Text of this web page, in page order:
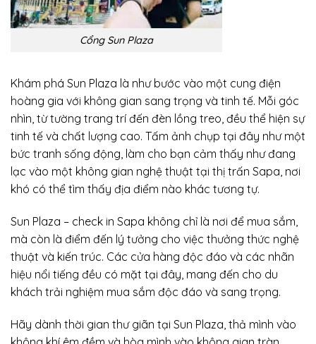
Cổng Sun Plaza
Khám phá Sun Plaza là như bước vào một cung điện
hoàng gia với không gian sang trọng và tinh tế. Mỗi góc
nhìn, từ tường trang trí đến đèn lồng treo, đều thể hiện sự
tinh tế và chất lượng cao. Tấm ảnh chụp tại đây như một
bức tranh sống động, làm cho bạn cảm thấy như đang
lạc vào một không gian nghệ thuật tại thị trấn Sapa, nơi
khó có thể tìm thấy địa điểm nào khác tương tự.
Sun Plaza – check in Sapa không chỉ là nơi để mua sắm,
mà còn là điểm đến lý tưởng cho việc thưởng thức nghệ
thuật và kiến trúc. Các cửa hàng độc đáo và các nhãn
hiệu nổi tiếng đều có mặt tại đây, mang đến cho du
khách trải nghiệm mua sắm độc đáo và sang trọng.
Hãy dành thời gian thư giãn tại Sun Plaza, thả mình vào